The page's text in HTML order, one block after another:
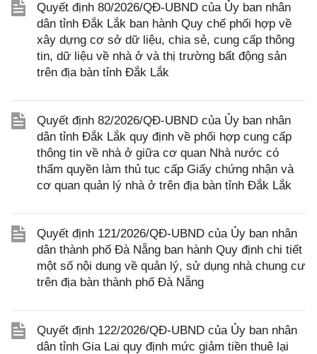
Quyết định 80/2026/QĐ-UBND của Ủy ban nhân
dân tỉnh Đắk Lắk ban hành Quy chế phối hợp về
xây dựng cơ sở dữ liệu, chia sẻ, cung cấp thông
tin, dữ liệu về nhà ở và thị trường bất động sản
trên địa bàn tỉnh Đắk Lắk
Quyết định 82/2026/QĐ-UBND của Ủy ban nhân
dân tỉnh Đắk Lắk quy định về phối hợp cung cấp
thông tin về nhà ở giữa cơ quan Nhà nước có
thẩm quyền làm thủ tục cấp Giấy chứng nhận và
cơ quan quản lý nhà ở trên địa bàn tỉnh Đắk Lắk
Quyết định 121/2026/QĐ-UBND của Ủy ban nhân
dân thành phố Đà Nẵng ban hành Quy định chi tiết
một số nội dung về quản lý, sử dụng nhà chung cư
trên địa bàn thành phố Đà Nẵng
Quyết định 122/2026/QĐ-UBND của Ủy ban nhân
dân tỉnh Gia Lai quy định mức giảm tiền thuê lại